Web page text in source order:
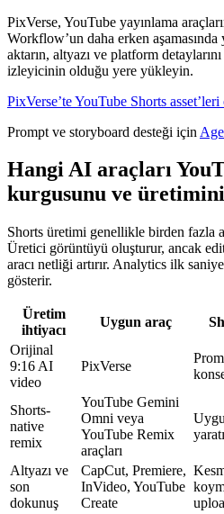
PixVerse, YouTube yayınlama
Workflow’un daha erken aşamasında
aktarın, altyazı ve platform
izleyicinin olduğu yere yükleyin.
PixVerse’te YouTube Shorts
Prompt ve storyboard desteği için
Hangi AI araçları
kurgusunu ve
Shorts üretimi genellikle birden fazla
Üretici görüntüyü oluşturur, ancak
aracı netliği artırır. Analytics ilk
gösterir.
Üretim
ihtiyacı
Uygun araç
Orijinal
9:16 AI
video
PixVerse
Shorts-
native
remix
YouTube Gemini
Omni veya
YouTube Remix
araçları
Altyazı ve
son
dokunuş
CapCut, Premiere,
InVideo, YouTube
Create